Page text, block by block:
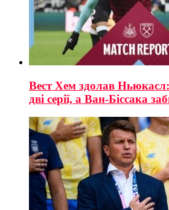
Вест Хем здолав
дві серії, а Ван-Біссака